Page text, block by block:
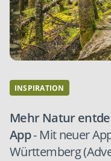
INSPIRATION
Mehr Natur
App- Mit neuer
Württemberg